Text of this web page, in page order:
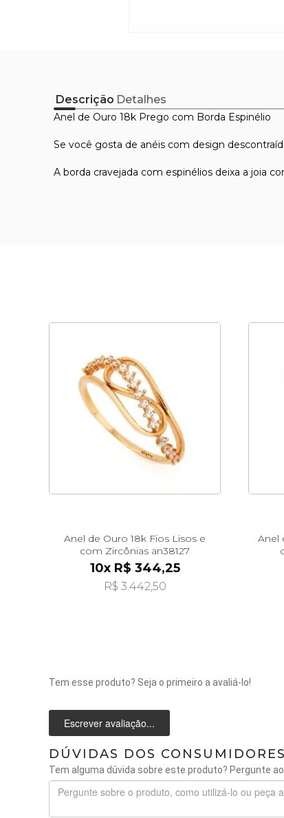
Descrição Detalhes
Anel de Ouro 18k Prego com Borda Espinélio
Se você gosta de anéis com design
A borda cravejada com espinélios deixa a joia
Anel de Ouro 18k Fios Lisos e
com Zircônias an38127
10x R$ 344,25
R$ 3.442,50
Anel
Tem esse produto? Seja o primeiro a avaliá-lo!
Escrever avaliação...
DÚVIDAS DOS CONSUMIDORES
Tem alguma dúvida sobre este produto? Pergunte